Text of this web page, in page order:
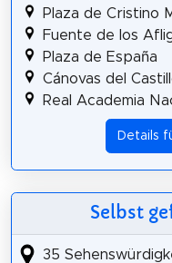
Plaza de Cristino
Fuente de los
Plaza de España
Cánovas del
Real Academia
Details
Selbst
35